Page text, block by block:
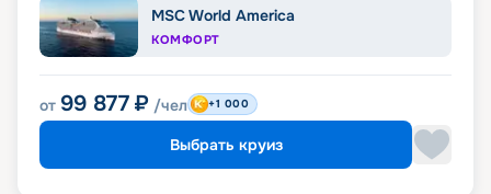
MSC World America
КОМФОРТ
от 99 877 ₽ /чел +1 000
Выбрать круиз